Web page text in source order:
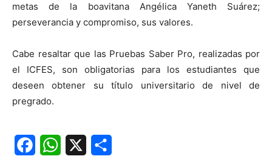
metas de la boavitana Angélica Yaneth Suárez;
perseverancia y compromiso, sus valores.
Cabe resaltar que las Pruebas Saber Pro, realizadas por
el ICFES, son obligatorias para los estudiantes que
deseen obtener su título universitario de nivel de
pregrado.
FacebookWhatsApp